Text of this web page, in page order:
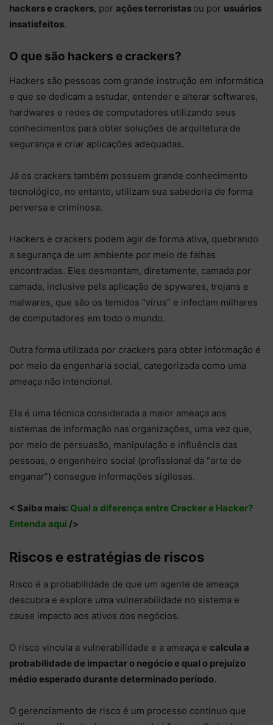
hackers e crackers, por ações terroristas ou por usuários
insatisfeitos.
O que são hackers e crackers?
Hackers são pessoas com grande instrução em informática
e que se dedicam a estudar, entender e alterar softwares,
hardwares e redes de computadores utilizando seus
conhecimentos para obter soluções de arquitetura de
segurança e criar aplicações adequadas.
Já os crackers também possuem grande conhecimento
tecnológico, no entanto, utilizam sua sabedoria de forma
perversa e criminosa.
Hackers e crackers podem agir de forma ativa, quebrando
a segurança de um ambiente por meio de falhas
encontradas. Eles desmontam, diretamente, camada por
camada, inclusive pela aplicação de spywares, trojans e
malwares, que são os temidos “vírus” e infectam milhares
de computadores em todo o mundo.
Outra forma utilizada por crackers para obter informação é
por meio da engenharia social, categorizada como uma
ameaça não intencional.
Ela é uma técnica considerada a maior ameaça aos
sistemas de informação nas organizações, uma vez que,
por meio de persuasão, manipulação e influência das
pessoas, o engenheiro social (profissional da “arte de
enganar”) consegue informações sigilosas.
< Saiba mais: Qual a diferença entre Cracker e Hacker?
Entenda aqui />
Riscos e estratégias de riscos
Risco é a probabilidade de que um agente de ameaça
descubra e explore uma vulnerabilidade no sistema e
cause impacto aos ativos dos negócios.
O risco vincula a vulnerabilidade e a ameaça e calcula a
probabilidade de impactar o negócio e qual o prejuízo
médio esperado durante determinado período.
O gerenciamento de risco é um processo contínuo que